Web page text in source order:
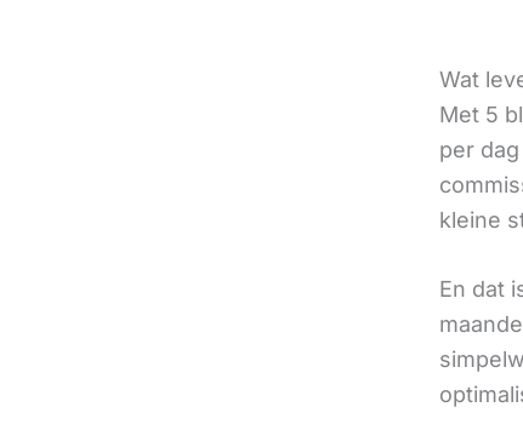
Wat
Met 5
per
kleine
En dat